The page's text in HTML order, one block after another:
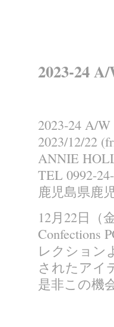
2023-24
2023-24 A/W
2023/12/22
ANNIE
TEL 0992-
鹿児島県鹿
12月22日（
Confections
レクション
されたアイ
是非この機